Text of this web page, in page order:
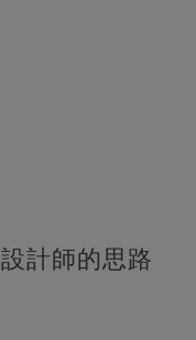
計師的思路